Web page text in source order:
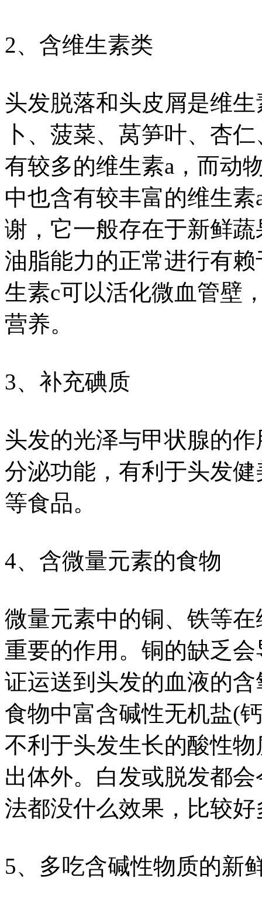
2、含维生素类
头发脱落和头皮屑是维
卜、菠菜、莴笋叶、杏
有较多的维生素a，而动
中也含有较丰富的维生
谢，它一般存在于新鲜
油脂能力的正常进行有
生素c可以活化微血管壁
营养。
3、补充碘质
头发的光泽与甲状腺的
分泌功能，有利于头发
等食品。
4、含微量元素的食物
微量元素中的铜、铁等
重要的作用。铜的缺乏
证运送到头发的血液的
食物中富含碱性无机盐(
不利于头发生长的酸性
出体外。白发或脱发都
法都没什么效果，比较
5、多吃含碱性物质的新